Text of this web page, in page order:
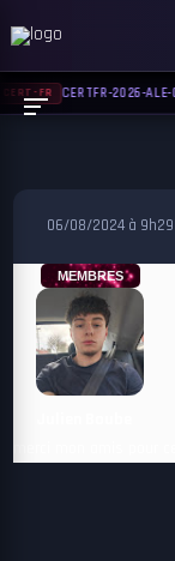
06/08/2024 à 9h29
MEMBRES
CERT-FR CERTFR-2026-